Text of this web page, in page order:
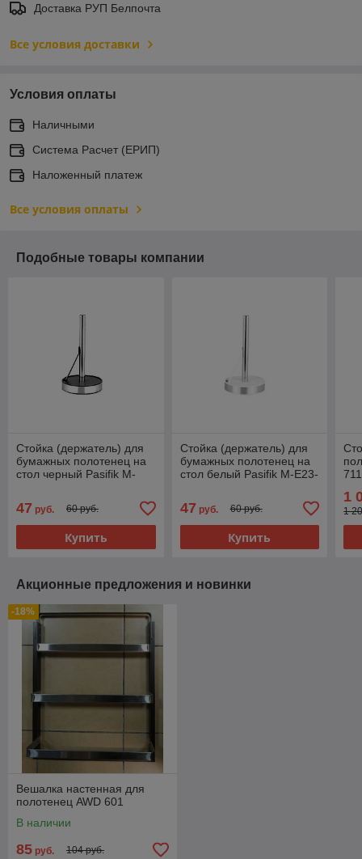
Доставка РУП Белпочта
Все условия доставки
Условия оплаты
Наличными
Система Расчет (ЕРИП)
Наложенный платеж
Все условия оплаты
Подобные товары компании
Стойка (держатель) для
бумажных полотенец на
стол черный Pasifik M-
47 руб. 60 руб.
Купить
Стойка (держатель) для
бумажных полотенец на
стол белый Pasifik M-E23-
47 руб. 60 руб.
Купить
1
1
Акционные предложения и новинки
-18%
Вешалка настенная для
полотенец AWD 601
В наличии
85 руб. 104 руб.